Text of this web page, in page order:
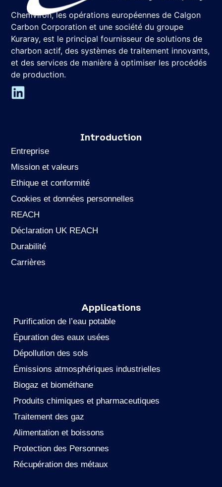
Chemviron, les opérations européennes de Calgon
Carbon Corporation et une société du groupe
Kuraray, est le principal fournisseur de solutions de
charbon actif, des systèmes de traitement innovants,
et des services de manière à optimiser les procédés
de production.
Introduction
Entreprise
Mission et valeurs
Ethique et conformité
Cookies et données personnelles
REACH
Déclaration UK REACH
Durabilité
Carrières
Applications
Purification de l’eau potable
Épuration des eaux usées
Dépollution des sols
Émissions atmosphériques industrielles
Biogaz et biométhane
Produits chimiques et pharmaceutiques
Traitement des gaz
Alimentation et boissons
Protection des Personnes
Récupération des métaux